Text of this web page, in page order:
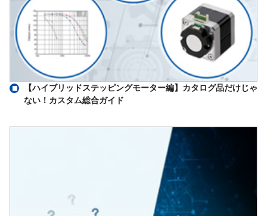
【ハイブリッドステッピングモーター編】カタログ品だけじゃ
ない！カスタム総合ガイド